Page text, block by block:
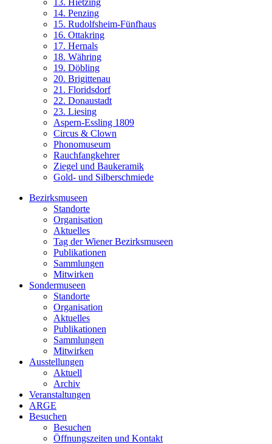
13. Hietzing
14. Penzing
15. Rudolfsheim-Fünfhaus
16. Ottakring
17. Hernals
18. Währing
19. Döbling
20. Brigittenau
21. Floridsdorf
22. Donaustadt
23. Liesing
Aspern-Essling 1809
Circus & Clown
Phonomuseum
Rauchfangkehrer
Ziegel und Baukeramik
Gold- und Silberschmiede
Bezirksmuseen
Standorte
Organisation
Aktuelles
Tag der Wiener Bezirksmuseen
Publikationen
Sammlungen
Mitwirken
Sondermuseen
Standorte
Organisation
Aktuelles
Publikationen
Sammlungen
Mitwirken
Ausstellungen
Aktuell
Archiv
Veranstaltungen
ARGE
Besuchen
Besuchen
Öffnungszeiten und Kontakt